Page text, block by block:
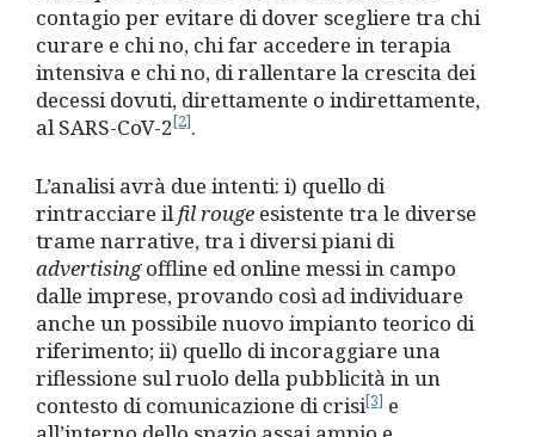
contagio per evitare di dover scegliere tra chi
curare e chi no, chi far accedere in terapia
intensiva e chi no, di rallentare la crescita dei
decessi dovuti, direttamente o indirettamente,
al SARS-CoV-2[2].
L’analisi avrà due intenti: i) quello di
rintracciare ilfil rouge esistente tra le diverse
trame narrative, tra i diversi piani di
advertising offline ed online messi in campo
dalle imprese, provando così ad individuare
anche un possibile nuovo impianto teorico di
riferimento; ii) quello di incoraggiare una
riflessione sul ruolo della pubblicità in un
contesto di comunicazione di crisi[3] e